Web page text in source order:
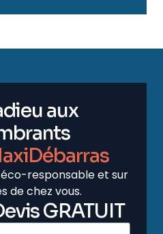
aux
responsable et sur
de chez vous.
GRATUIT